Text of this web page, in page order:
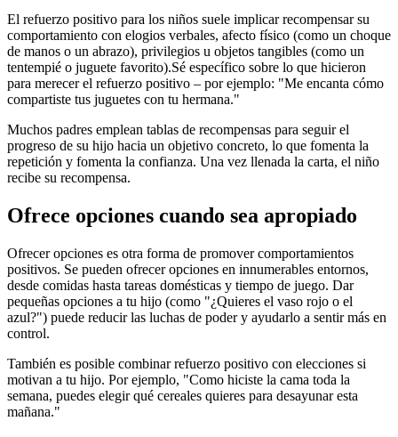
El refuerzo positivo para los niños suele implicar recompensar su
comportamiento con elogios verbales, afecto físico (como un choque
de manos o un abrazo), privilegios u objetos tangibles (como un
tentempié o juguete favorito).Sé específico sobre lo que hicieron
para merecer el refuerzo positivo – por ejemplo: "Me encanta cómo
compartiste tus juguetes con tu hermana."
Muchos padres emplean tablas de recompensas para seguir el
progreso de su hijo hacia un objetivo concreto, lo que fomenta la
repetición y fomenta la confianza. Una vez llenada la carta, el niño
recibe su recompensa.
Ofrece opciones cuando sea apropiado
Ofrecer opciones es otra forma de promover comportamientos
positivos. Se pueden ofrecer opciones en innumerables entornos,
desde comidas hasta tareas domésticas y tiempo de juego. Dar
pequeñas opciones a tu hijo (como "¿Quieres el vaso rojo o el
azul?") puede reducir las luchas de poder y ayudarlo a sentir más en
control.
También es posible combinar refuerzo positivo con elecciones si
motivan a tu hijo. Por ejemplo, "Como hiciste la cama toda la
semana, puedes elegir qué cereales quieres para desayunar esta
mañana."